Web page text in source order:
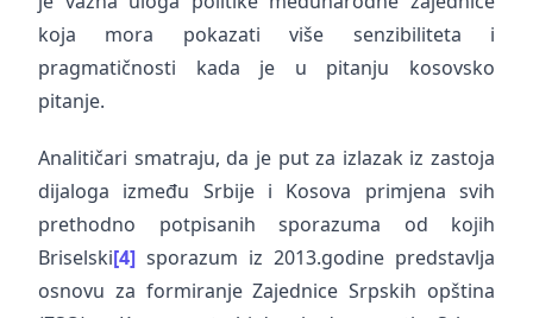
koja mora pokazati više senzibiliteta i
pragmatičnosti kada je u pitanju kosovsko
pitanje.
Analitičari smatraju, da je put za izlazak iz zastoja
dijaloga između Srbije i Kosova primjena svih
prethodno potpisanih sporazuma od kojih
Briselski[4] sporazum iz 2013.godine predstavlja
osnovu za formiranje Zajednice Srpskih opština